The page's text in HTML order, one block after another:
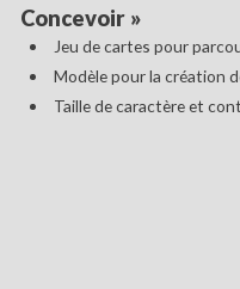
Concevoir»
Jeu de cartes pour
Modèle pour la création
Taille de caractère et